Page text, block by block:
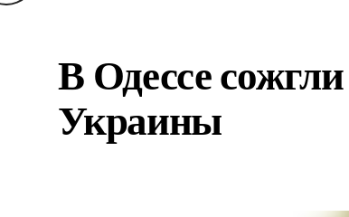
В Одессе
Украины